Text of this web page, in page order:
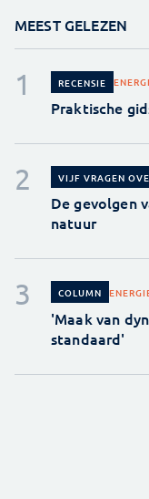
MEEST GELEZEN
RECENSIE
Praktische
VIJF VRAGEN
De gevolgen
natuur
COLUMN
'Maak van
standaard'